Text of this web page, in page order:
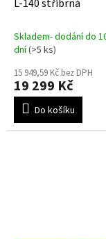
R
L-140 stříbrná
Skladem- dodání do
dní(>5 ks)
15 949,59 Kč bez DPH
19 299 Kč
Do košíku